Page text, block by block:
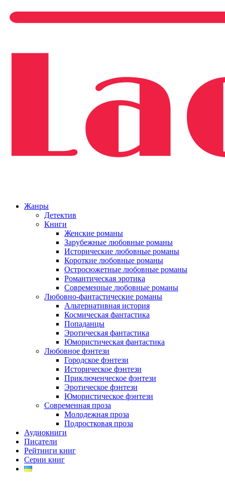
Жанры
Детектив
Книги
Женские романы
Зарубежные любовные романы
Исторические любовные романы
Короткие любовные романы
Остросюжетные любовные романы
Романтическая эротика
Современные любовные романы
Любовно-фантастические романы
Альтернативная история
Космическая фантастика
Попаданцы
Эротическая фантастика
Юмористическая фантастика
Любовное фэнтези
Городское фэнтези
Историческое фэнтези
Приключенческое фэнтези
Эротическое фэнтези
Юмористическое фэнтези
Современная проза
Молодежная проза
Подростковая проза
Аудиокниги
Писатели
Рейтинги книг
Серии книг